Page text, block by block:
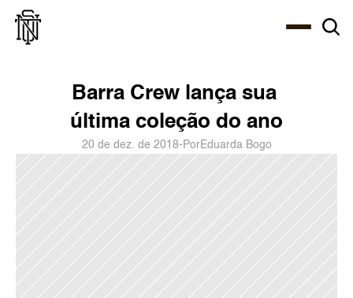
Barra Crew lança sua
última coleção do ano
20 de dez. de 2018- PorEduarda Bogo